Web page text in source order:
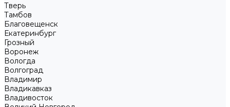
Тверь
Тамбов
Благовещенск
Екатеринбург
Грозный
Воронеж
Вологда
Волгоград
Владимир
Владикавказ
Владивосток